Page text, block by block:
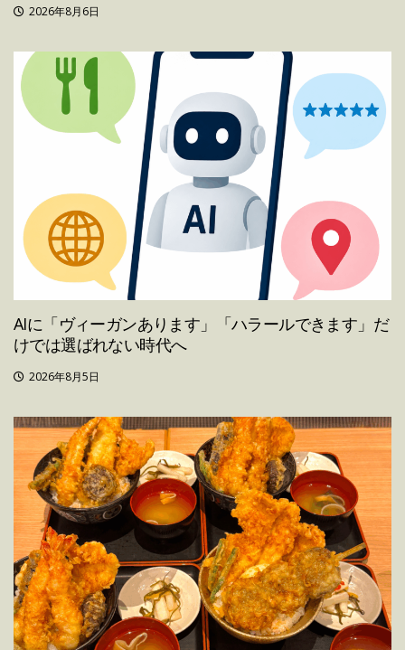
2026年8月6日
AIに「ヴィーガンあります」「ハラールできます」だ
けでは選ばれない時代へ
2026年8月5日